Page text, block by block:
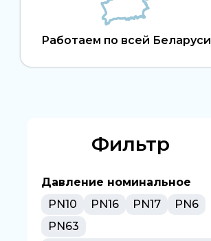
Работаем по всей Беларуси
Фильтр
Давление номинальное
PN10
PN16 PN17
PN6
PN63